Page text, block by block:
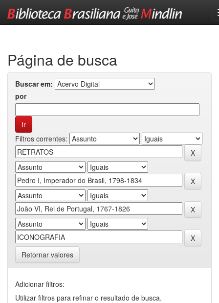
Página de busca
Buscar em:
por
Filtros correntes:
Retornar valores
Adicionar filtros:
Utilizar filtros para refinar o resultado de busca.